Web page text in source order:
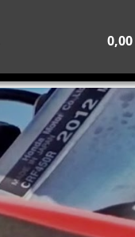
0,00